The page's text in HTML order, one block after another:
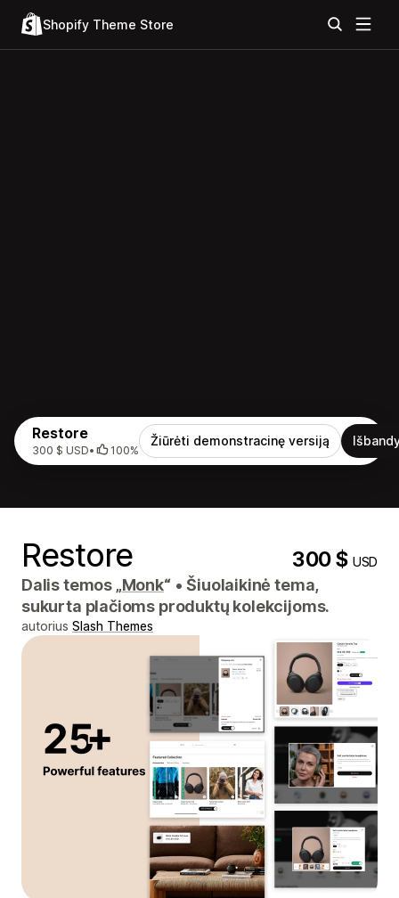
Shopify Theme Store
Restore
300 $ USD• 100%
Žiūrėti demonstracinę versiją
Restore 300 $USD
Dalis temos „Monk“ • Šiuolaikinė tema,
sukurta plačioms produktų kolekcijoms.
autorius Slash Themes